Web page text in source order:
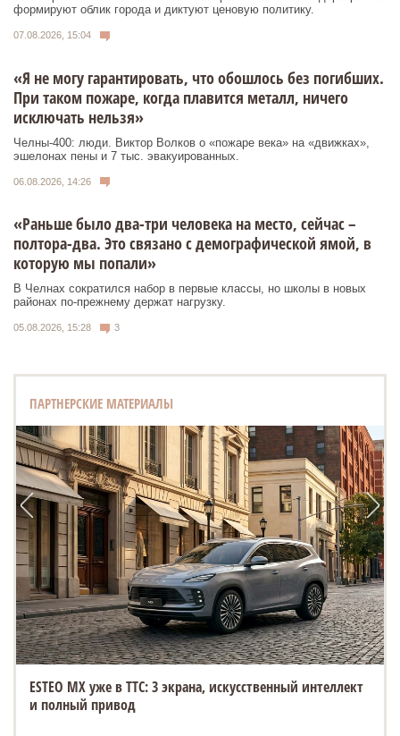
формируют облик города и диктуют ценовую политику.
07.08.2026, 15:04
«Я не могу гарантировать, что обошлось без погибших.
При таком пожаре, когда плавится металл, ничего
исключать нельзя»
Челны-400: люди. Виктор Волков о «пожаре века» на «движках»,
эшелонах пены и 7 тыс. эвакуированных.
06.08.2026, 14:26
«Раньше было два-три человека на место, сейчас –
полтора-два. Это связано с демографической ямой, в
которую мы попали»
В Челнах сократился набор в первые классы, но школы в новых
районах по-прежнему держат нагрузку.
05.08.2026, 15:28 3
ПАРТНЕРСКИЕ МАТЕРИАЛЫ
ESTEO MX уже в ТТС: 3 экрана, искусственный интеллект
и полный привод